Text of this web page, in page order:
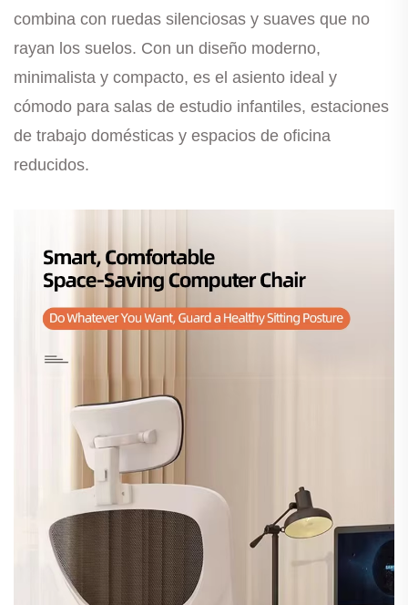
combina con ruedas silenciosas y suaves que no
rayan los suelos. Con un diseño moderno,
minimalista y compacto, es el asiento ideal y
cómodo para salas de estudio infantiles, estaciones
de trabajo domésticas y espacios de oficina
reducidos.